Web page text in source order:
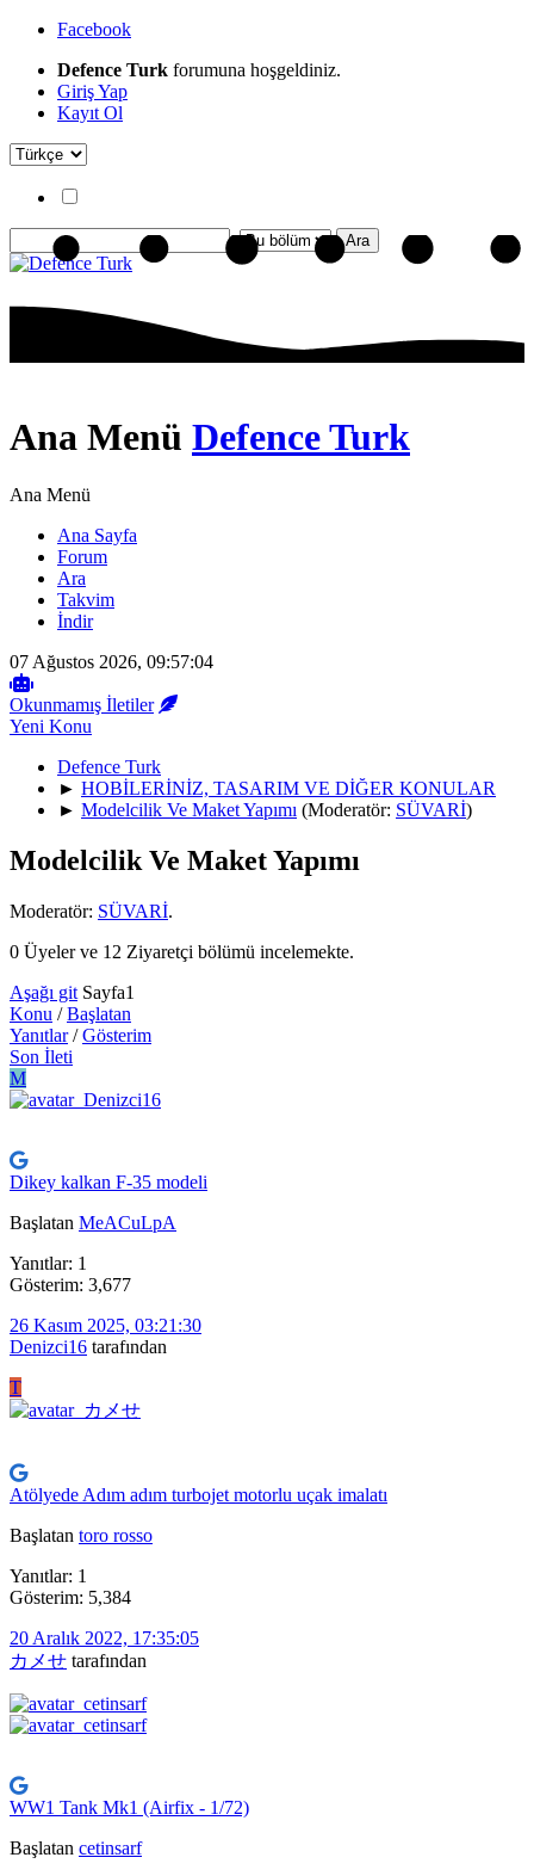
Facebook
Defence Turk forumuna hoşgeldiniz.
Giriş Yap
Kayıt Ol
Ana Menü Defence Turk
Ana Menü
Ana Sayfa
Forum
Ara
Takvim
İndir
07 Ağustos 2026, 09:57:04
Okunmamış İletiler
Yeni Konu
Defence Turk
► HOBİLERİNİZ, TASARIM VE DİĞER KONULAR
► Modelcilik Ve Maket Yapımı (Moderatör: SÜVARİ)
Modelcilik Ve Maket Yapımı
Moderatör: SÜVARİ.
0 Üyeler ve 12 Ziyaretçi bölümü incelemekte.
Aşağı git Sayfa1
Konu /Başlatan
Yanıtlar/Gösterim
Son İleti
M
Dikey kalkan F-35 modeli
Başlatan MeACuLpA
Yanıtlar: 1
Gösterim: 3,677
26 Kasım 2025, 03:21:30
Denizci16 tarafından
T
Atölyede Adım adım turbojet motorlu uçak imalatı
Başlatan toro rosso
Yanıtlar: 1
Gösterim: 5,384
20 Aralık 2022, 17:35:05
カメせ tarafından
WW1 Tank Mk1 (Airfix - 1/72)
Başlatan cetinsarf